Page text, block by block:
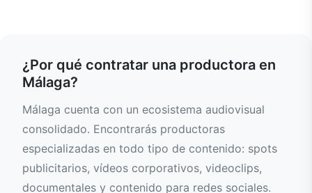
¿Por qué contratar una productora en
Málaga?
Málaga cuenta con un ecosistema audiovisual
consolidado. Encontrarás productoras
especializadas en todo tipo de contenido: spots
publicitarios, vídeos corporativos, videoclips,
documentales y contenido para redes sociales.